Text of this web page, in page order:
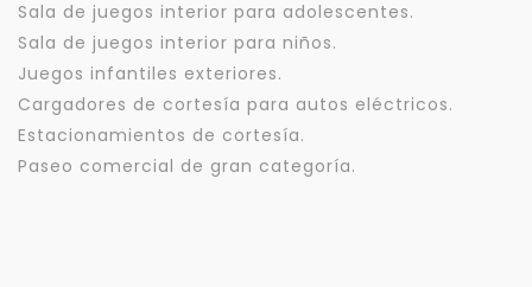
Sala de juegos interior para adolescentes.
Sala de juegos interior para niños.
Juegos infantiles exteriores.
Cargadores de cortesía para autos eléctricos.
Estacionamientos de cortesía.
Paseo comercial de gran categoría.